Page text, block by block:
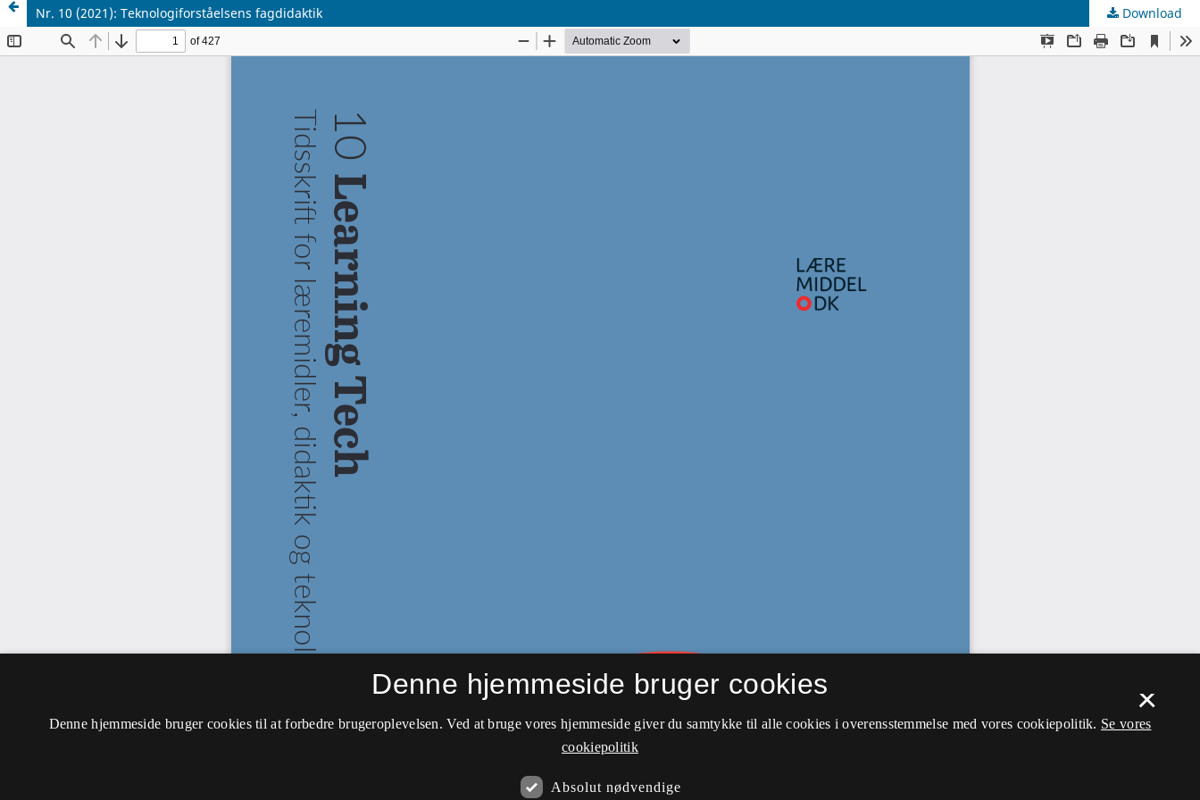
Nr. 10 (2021): Teknologiforståelsens fagdidaktik Download
×
Denne hjemmeside bruger cookies
Denne hjemmeside bruger cookies til at forbedre brugeroplevelsen. Ved at bruge vores hjemmeside giver du samtykke til alle cookies i overensstemmelse med vores cookiepolitik. Se vores
cookiepolitik
Absolut nødvendige